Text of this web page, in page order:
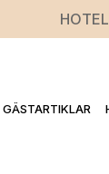
GÄSTARTIKLAR